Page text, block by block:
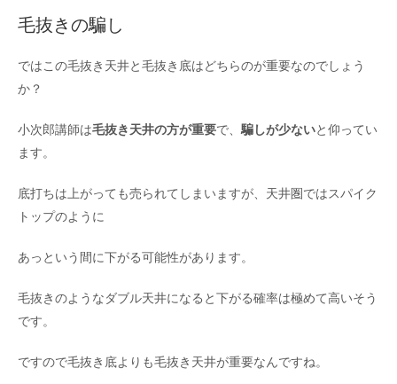
毛抜きの騙し
ではこの毛抜き天井と毛抜き底はどちらのが重要なのでしょう
か？
小次郎講師は毛抜き天井の方が重要で、 騙しが少ないと仰ってい
ます。
底打ちは上がっても売られてしまいますが、天井圏ではスパイク
トップのように
あっという間に下がる可能性があります。
毛抜きのようなダブル天井になると下がる確率は極めて高いそう
です。
ですので毛抜き底よりも毛抜き天井が重要なんですね。